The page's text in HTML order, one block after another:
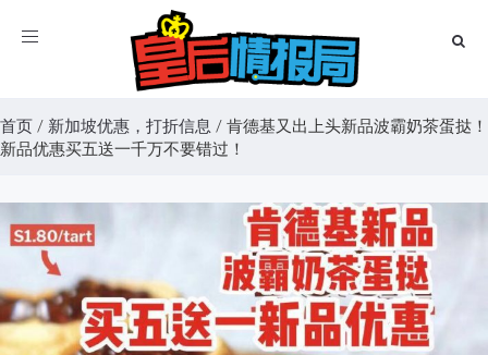
Toggle
首页 / 新加坡优惠，打折信息 / 肯德基又出上头新品波霸奶茶蛋挞！
新品优惠买五送一千万不要错过！